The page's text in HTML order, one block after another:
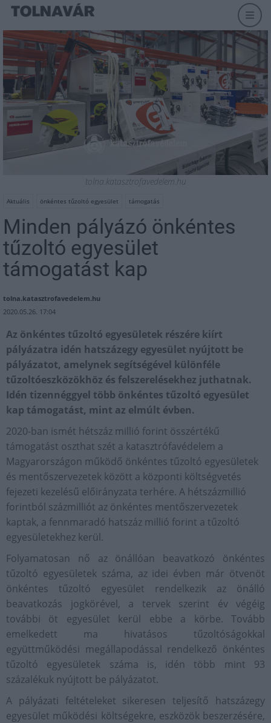
tolna.katasztrofavedelem.hu
Aktuális önkéntes tűzoltó egyesület támogatás
Minden pályázó önkéntes
tűzoltó egyesület
támogatást kap
tolna.katasztrofavedelem.hu
2020.05.26. 17:04
Az önkéntes tűzoltó egyesületek részére kiírt
pályázatra idén hatszázegy egyesület nyújtott be
pályázatot, amelynek segítségével különféle
tűzoltóeszközökhöz és felszerelésekhez juthatnak.
Idén tizennéggyel több önkéntes tűzoltó egyesület
kap támogatást, mint az elmúlt évben.
2020-ban ismét hétszáz millió forint összértékű
támogatást oszthat szét a katasztrófavédelem a
Magyarországon működő önkéntes tűzoltó egyesületek
és mentőszervezetek között a központi költségvetés
fejezeti kezelésű előirányzata terhére. A hétszázmillió
forintból százmilliót az önkéntes mentőszervezetek
kaptak, a fennmaradó hatszáz millió forint a tűzoltó
egyesületekhez kerül.
Folyamatosan nő az önállóan beavatkozó önkéntes
tűzoltó egyesületek száma, az idei évben már ötvenöt
önkéntes tűzoltó egyesület rendelkezik az önálló
beavatkozás jogkörével, a tervek szerint év végéig
további öt egyesület kerül ebbe a körbe. Tovább
emelkedett ma hivatásos tűzoltóságokkal
együttműködési megállapodással rendelkező önkéntes
tűzoltó egyesületek száma is, idén több mint 93
százalékuk nyújtott be pályázatot.
A pályázati feltételeket sikeresen teljesítő hatszázegy
egyesület működési költségekre, eszközök beszerzésére,